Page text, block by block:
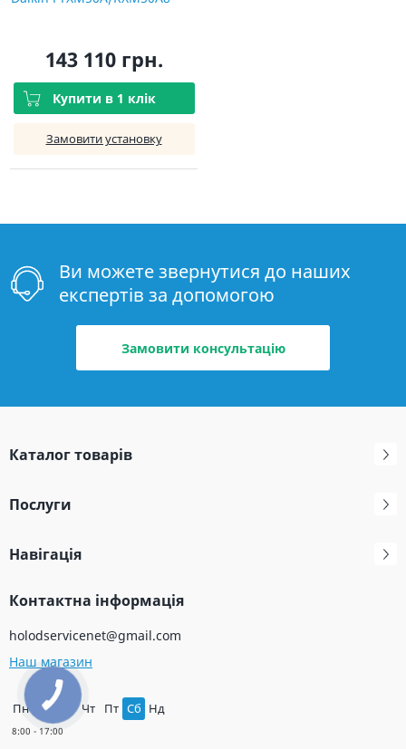
143 110 грн.
Купити в 1 клік
Замовити установку
Ви можете звернутися до наших
експертів за допомогою
Замовити консультацію
Каталог товарів
Послуги
Навігація
Контактна інформація
holodservicenet@gmail.com
Наш магазин
Пн Вт Чт Пт Сб Нд